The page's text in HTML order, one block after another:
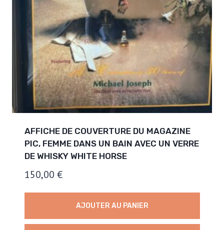
AFFICHE DE COUVERTURE DU MAGAZINE
PIC, FEMME DANS UN BAIN AVEC UN VERRE
DE WHISKY WHITE HORSE
150,00 €
AJOUTER AU PANIER